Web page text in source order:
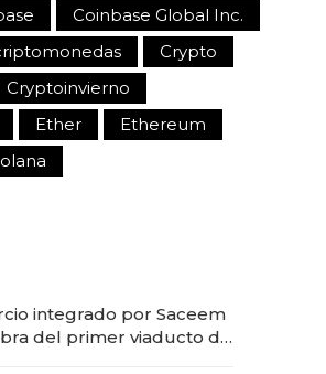
Coinbase Global Inc.
Crypto
Cryptoinvierno
Ether
Ethereum
integrado por Saceem
del primer viaducto de